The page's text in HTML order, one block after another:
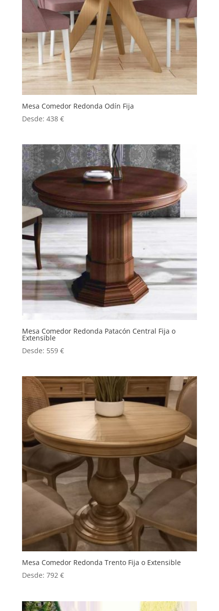
Mesa Comedor Redonda Odín Fija
Desde: 438 €
Mesa Comedor Redonda Patacón Central Fija o
Extensible
Desde: 559 €
Mesa Comedor Redonda Trento Fija o Extensible
Desde: 792 €